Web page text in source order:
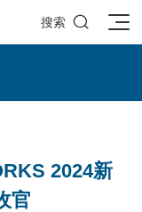
搜索 
2024新
官